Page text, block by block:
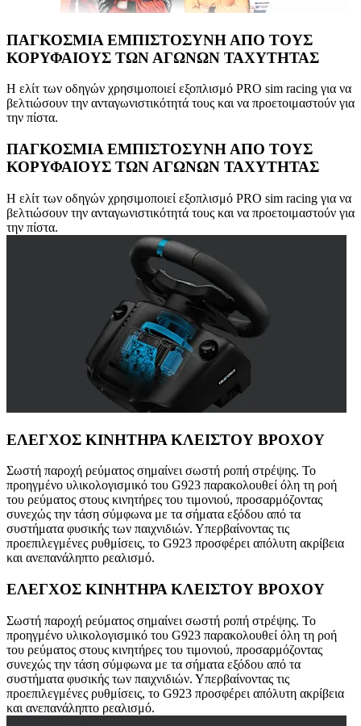
ΠΑΓΚΟΣΜΙΑ ΕΜΠΙΣΤΟΣΥΝΗ ΑΠΟ ΤΟΥΣ
ΚΟΡΥΦΑΙΟΥΣ ΤΩΝ ΑΓΩΝΩΝ ΤΑΧΥΤΗΤΑΣ
Η ελίτ των οδηγών χρησιμοποιεί εξοπλισμό PRO sim racing για να
βελτιώσουν την ανταγωνιστικότητά τους και να προετοιμαστούν για
την πίστα.
ΠΑΓΚΟΣΜΙΑ ΕΜΠΙΣΤΟΣΥΝΗ ΑΠΟ ΤΟΥΣ
ΚΟΡΥΦΑΙΟΥΣ ΤΩΝ ΑΓΩΝΩΝ ΤΑΧΥΤΗΤΑΣ
Η ελίτ των οδηγών χρησιμοποιεί εξοπλισμό PRO sim racing για να
βελτιώσουν την ανταγωνιστικότητά τους και να προετοιμαστούν για
την πίστα.
ΕΛΕΓΧΟΣ ΚΙΝΗΤΗΡΑ ΚΛΕΙΣΤΟΥ ΒΡΟΧΟΥ
Σωστή παροχή ρεύματος σημαίνει σωστή ροπή στρέψης. Το
προηγμένο υλικολογισμικό του G923 παρακολουθεί όλη τη ροή
του ρεύματος στους κινητήρες του τιμονιού, προσαρμόζοντας
συνεχώς την τάση σύμφωνα με τα σήματα εξόδου από τα
συστήματα φυσικής των παιχνιδιών. Υπερβαίνοντας τις
προεπιλεγμένες ρυθμίσεις, το G923 προσφέρει απόλυτη ακρίβεια
και ανεπανάληπτο ρεαλισμό.
ΕΛΕΓΧΟΣ ΚΙΝΗΤΗΡΑ ΚΛΕΙΣΤΟΥ ΒΡΟΧΟΥ
Σωστή παροχή ρεύματος σημαίνει σωστή ροπή στρέψης. Το
προηγμένο υλικολογισμικό του G923 παρακολουθεί όλη τη ροή
του ρεύματος στους κινητήρες του τιμονιού, προσαρμόζοντας
συνεχώς την τάση σύμφωνα με τα σήματα εξόδου από τα
συστήματα φυσικής των παιχνιδιών. Υπερβαίνοντας τις
προεπιλεγμένες ρυθμίσεις, το G923 προσφέρει απόλυτη ακρίβεια
και ανεπανάληπτο ρεαλισμό.